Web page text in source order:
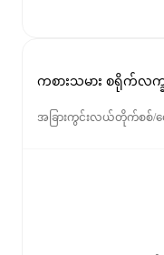
ကစားသမား စရိုက်လက္ခ
အခြားကွင်းလယ်တိုက်စစ်/တ